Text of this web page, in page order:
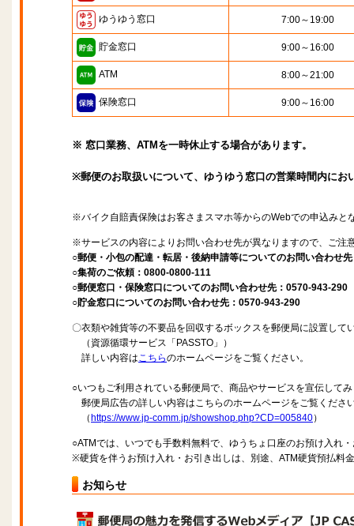
ゆうゆう窓口 7:00～19:00
貯金窓口 9:00～16:00
ATM 8:00～21:00
保険窓口 9:00～16:00
※ 窓口業務、ATMを一時休止する場合があります。
※郵便のお取扱いについて、ゆうゆう窓口の営業時間内に
※バイク自賠責保険はお客さまスマホ等からのWebでの申込みと
※サービスの内容によりお問い合わせ先が異なりますので、ご注
○郵便・小包の配達・転居・後納申請等についてのお問い合わせ
○集荷のご依頼：0800-0800-111
○郵便窓口・保険窓口についてのお問い合わせ先：0570-943-290
○貯金窓口についてのお問い合わせ先：0570-943-290
〇衣類や雑貨等の不要品を回収するボックスを郵便局に設置して
（資源循環サービス「PASSTO」）
詳しい内容はこちらのホームページをご覧ください。
○いつもご利用されている郵便局で、商品やサービスを宣伝して
郵便局広告の詳しい内容はこちらのホームページをご覧くださ
（ https://www.jp-comm.jp/showshop.php?CD=005840）
○ATMでは、いつでも手数料無料で、ゆうちょ口座のお預け入れ
※硬貨を伴うお預け入れ・お引き出しは、別途、ATM硬貨預払料
お知らせ